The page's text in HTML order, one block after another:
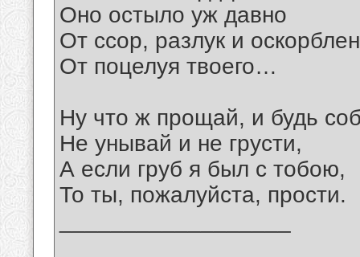
Оно остыло уж давно
От ссор, разлук и
От поцелуя твоего…
Ну что ж прощай, и будь
Не унывай и не грусти,
А если груб я был с тобою,
То ты, пожалуйста, прости.